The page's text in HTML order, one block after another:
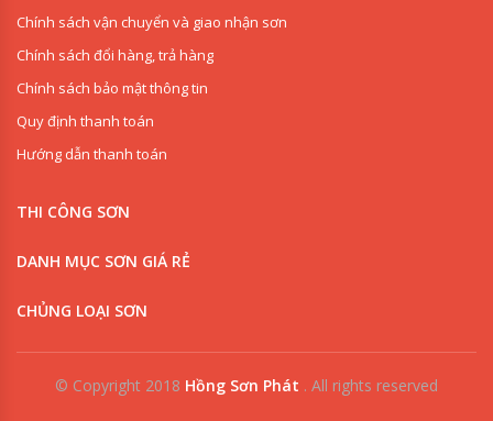
Chính sách vận chuyển và giao nhận sơn
Chính sách đổi hàng, trả hàng
Chính sách bảo mật thông tin
Quy định thanh toán
Hướng dẫn thanh toán
THI CÔNG SƠN
DANH MỤC SƠN GIÁ RẺ
CHỦNG LOẠI SƠN
© Copyright 2018 Hồng Sơn Phát . All rights reserved